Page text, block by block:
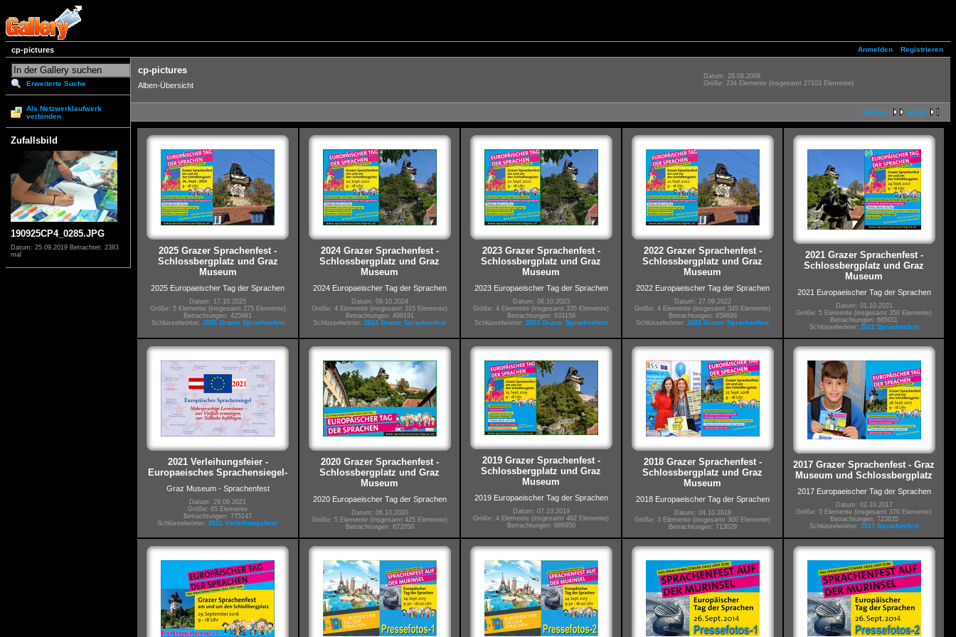
Anmelden Registrieren
cp-pictures
Erweiterte Suche
Als Netzwerklaufwerk
verbinden
Zufallsbild
190925CP4_0285.JPG
Datum: 25.09.2019 Betrachtet: 2383
mal
cp-pictures
Alben-Übersicht
Datum: 28.08.2009
Größe: 234 Elemente (insgesamt 27103 Elemente)
nächste letzte
2025 Grazer Sprachenfest -
Schlossbergplatz und Graz
Museum
2025 Europaeischer Tag der Sprachen
Datum: 17.10.2025
Größe: 5 Elemente (insgesamt 275 Elemente)
Betrachtungen: 425681
Schlüsselwörter: 2025 Grazer Sprachenfest
2024 Grazer Sprachenfest -
Schlossbergplatz und Graz
Museum
2024 Europaeischer Tag der Sprachen
Datum: 09.10.2024
Größe: 4 Elemente (insgesamt 315 Elemente)
Betrachtungen: 499191
Schlüsselwörter: 2024 Grazer Sprachenfest
2023 Grazer Sprachenfest -
Schlossbergplatz und Graz
Museum
2023 Europaeischer Tag der Sprachen
Datum: 06.10.2023
Größe: 4 Elemente (insgesamt 335 Elemente)
Betrachtungen: 633156
Schlüsselwörter: 2023 Grazer Sprachenfest
2022 Grazer Sprachenfest -
Schlossbergplatz und Graz
Museum
2022 Europaeischer Tag der Sprachen
Datum: 27.09.2022
Größe: 4 Elemente (insgesamt 345 Elemente)
Betrachtungen: 659699
Schlüsselwörter: 2022 Grazer Sprachenfest
2021 Grazer Sprachenfest -
Schlossbergplatz und Graz
Museum
2021 Europaeischer Tag der Sprachen
Datum: 01.10.2021
Größe: 5 Elemente (insgesamt 350 Elemente)
Betrachtungen: 665011
Schlüsselwörter: 2021 Sprachenfest
2021 Verleihungsfeier -
Europaeisches Sprachensiegel-
Graz Museum - Sprachenfest
Datum: 29.09.2021
Größe: 65 Elemente
Betrachtungen: 775147
Schlüsselwörter: 2021 Verleihungsfeier
2020 Grazer Sprachenfest -
Schlossbergplatz und Graz
Museum
2020 Europaeischer Tag der Sprachen
Datum: 06.10.2020
Größe: 5 Elemente (insgesamt 425 Elemente)
Betrachtungen: 672050
2019 Grazer Sprachenfest -
Schlossbergplatz und Graz
Museum
2019 Europaeischer Tag der Sprachen
Datum: 07.10.2019
Größe: 4 Elemente (insgesamt 462 Elemente)
Betrachtungen: 686950
2018 Grazer Sprachenfest -
Schlossbergplatz und Graz
Museum
2018 Europaeischer Tag der Sprachen
Datum: 04.10.2018
Größe: 3 Elemente (insgesamt 300 Elemente)
Betrachtungen: 713029
2017 Grazer Sprachenfest - Graz
Museum und Schlossbergplatz
2017 Europaeischer Tag der Sprachen
Datum: 02.10.2017
Größe: 5 Elemente (insgesamt 370 Elemente)
Betrachtungen: 723835
Schlüsselwörter: 2017 Sprachenfest